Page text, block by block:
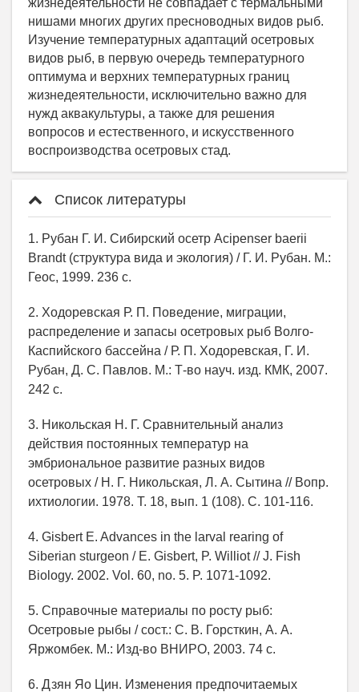
Список литературы
1. Рубан Г. И. Сибирский осетр Acipenser baerii
Brandt (структура вида и экология) / Г. И. Рубан. М.:
Геос, 1999. 236 с.
2. Ходоревская Р. П. Поведение, миграции,
распределение и запасы осетровых рыб Волго-
Каспийского бассейна / Р. П. Ходоревская, Г. И.
Рубан, Д. С. Павлов. М.: Т-во науч. изд. КМК, 2007.
242 с.
3. Никольская Н. Г. Сравнительный анализ
действия постоянных температур на
эмбриональное развитие разных видов
осетровых / Н. Г. Никольская, Л. А. Сытина // Вопр.
ихтиологии. 1978. Т. 18, вып. 1 (108). С. 101-116.
4. Gisbert E. Advances in the larval rearing of
Siberian sturgeon / E. Gisbert, P. Williot // J. Fish
Biology. 2002. Vol. 60, no. 5. P. 1071-1092.
5. Справочные материалы по росту рыб:
Осетровые рыбы / сост.: С. В. Горсткин, А. А.
Яржомбек. М.: Изд-во ВНИРО, 2003. 74 с.
6. Дзян Яо Цин. Изменения предпочитаемых